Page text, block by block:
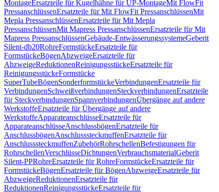
MontageErsatzteile für Kugelhähne für UP-MontageMit FlowFit
PressanschlüssenErsatzteile für Mit FlowFit PressanschlüssenMit
Mepla PressanschlüssenErsatzteile für Mit Mepla
PressanschlüssenMit Mapress PressanschlüssenErsatzteile für Mit
Mapress PressanschlüssenGebäude-EntwässerungssystemeGeberit
Silent-db20RohreFormstückeErsatzteile für
FormstückeBögenAbzweigeErsatzteile für
AbzweigeReduktionenReinigungsstückeErsatzteile für
ReinigungsstückeFormstücke
SuperTubeBögenSonderformstückeVerbindungenErsatzteile für
VerbindungenSchweißverbindungenSteckverbindungenErsatzteile
für SteckverbindungenSpannverbindungenÜbergänge auf andere
WerkstoffeErsatzteile für Übergänge auf andere
WerkstoffeApparateanschlüsseErsatzteile für
ApparateanschlüsseAnschlussbögenErsatzteile für
AnschlussbögenAnschlusssteckmuffenErsatzteile für
AnschlusssteckmuffenZubehörRohrschellenBefestigungen für
RohrschellenVerschlüsseDichtungenVerbrauchsmaterialGeberit
Silent-PPRohreErsatzteile für RohreFormstückeErsatzteile für
FormstückeBögenErsatzteile für BögenAbzweigeErsatzteile für
AbzweigeReduktionenErsatzteile für
ReduktionenReinigungsstückeErsatzteile für